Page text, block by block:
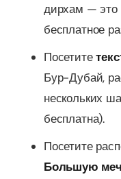
дирхам — это
бесплатное
Посетите
Бур-Дубай,
нескольких
бесплатна).
Посетите
Большую